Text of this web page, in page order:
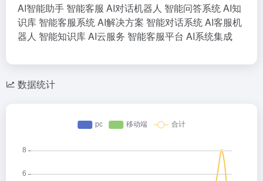
AI智能助手 智能客服 AI对话机器人 智能问答系统AI知
识库 智能客服系统AI解决方案 智能对话系统AI客服机
器人 智能知识库AI云服务 智能客服平台 AI系统集成
数据统计